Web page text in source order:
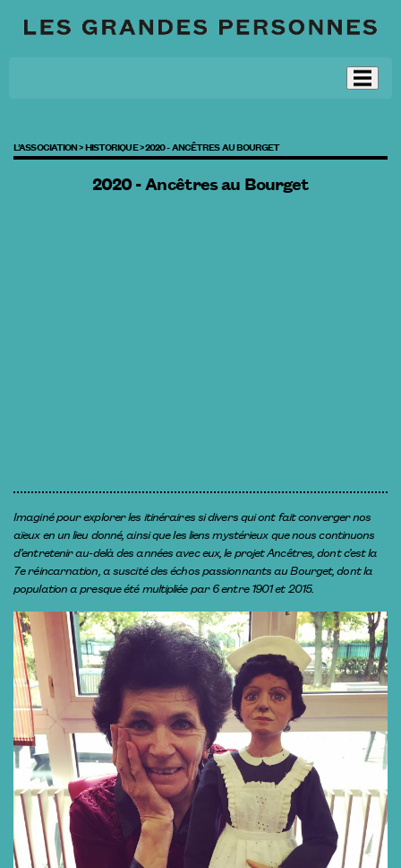
L’ASSOCIATION >HISTORIQUE >2020 - ANCÊTRES AU BOURGET
2020 - Ancêtres au Bourget
Imaginé pour explorer les itinéraires si divers qui ont fait converger nos
aïeux en un lieu donné, ainsi que les liens mystérieux que nous continuons
d’entretenir au-delà des années avec eux, le projet Ancêtres, dont c’est la
7e réincarnation, a suscité des échos passionnants au Bourget, dont la
population a presque été multipliée par 6 entre 1901 et 2015.